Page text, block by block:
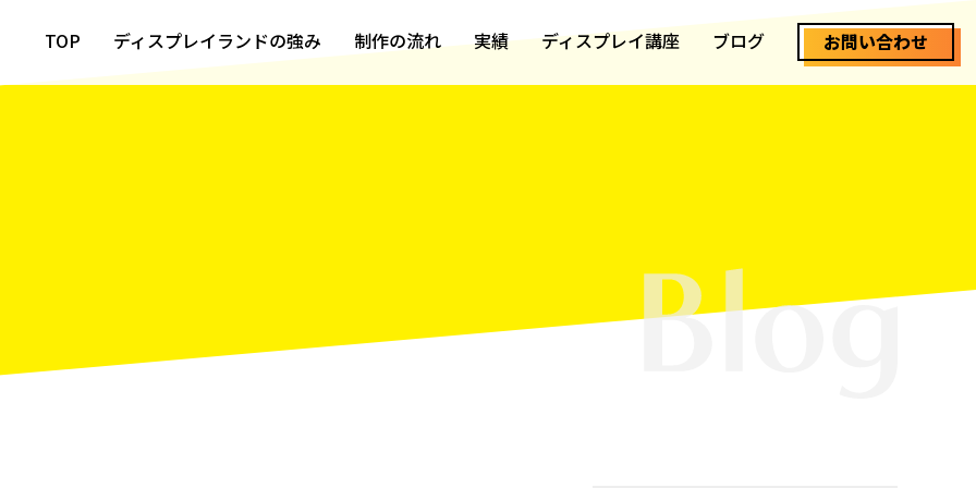
TOP ディスプレイランドの強み 制作の流れ 実績 ディスプレイ講座 ブログ お問い合わせ